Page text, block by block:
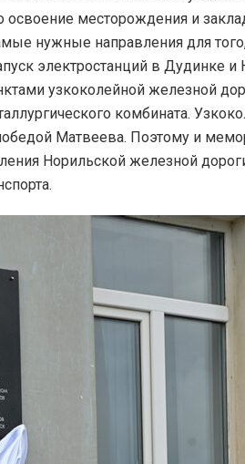
месторождения и
нужные направления для
электростанций в Дудинке и
узкоколейной железной
комбината.
Матвеева. Поэтому и
Норильской железной